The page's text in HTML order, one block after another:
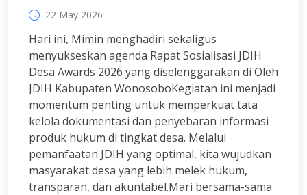
22 May 2026
Hari ini, Mimin menghadiri sekaligus
menyukseskan agenda Rapat Sosialisasi JDIH
Desa Awards 2026 yang diselenggarakan di Oleh
JDIH Kabupaten WonosoboKegiatan ini menjadi
momentum penting untuk memperkuat tata
kelola dokumentasi dan penyebaran informasi
produk hukum di tingkat desa. Melalui
pemanfaatan JDIH yang optimal, kita wujudkan
masyarakat desa yang lebih melek hukum,
transparan, dan akuntabel.Mari bersama-sama